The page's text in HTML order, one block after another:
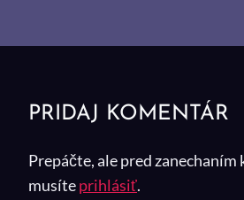
PRIDAJ KOMENTÁR
Prepáčte, ale pred zanechaním
musíteprihlásiť.